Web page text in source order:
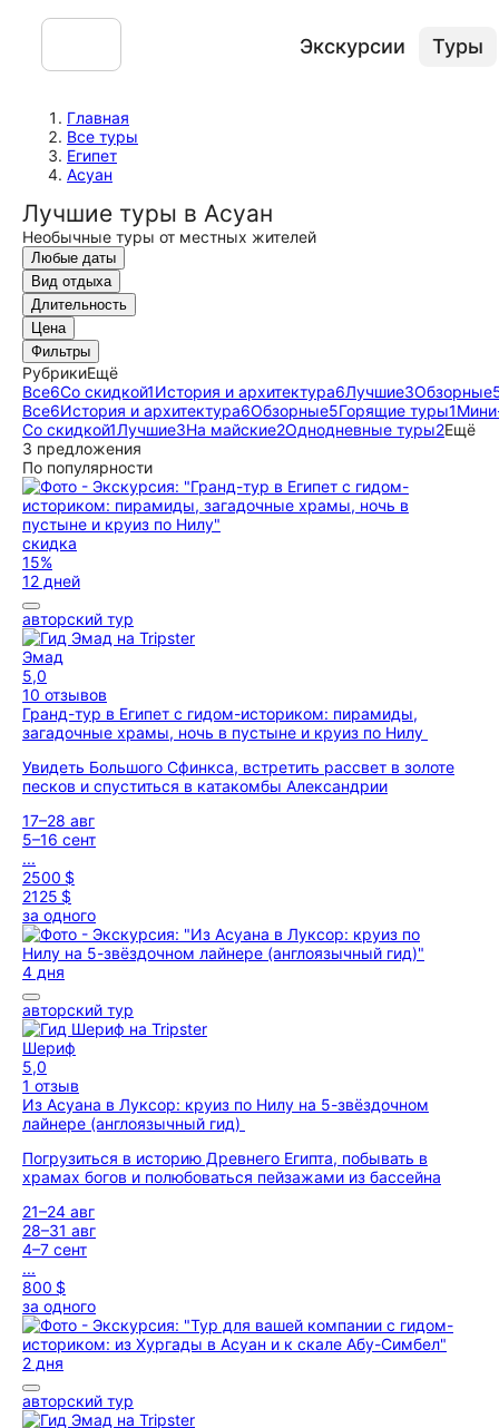
Экскурсии Туры
Главная
Все туры
Египет
Асуан
Лучшие туры в Асуан
Необычные туры от местных жителей
Любые даты
Вид отдыха
Длительность
Цена
Фильтры
РубрикиЕщё
Все6Со скидкой1История и архитектура6Лучшие3Обзорные
Все6История и архитектура6Обзорные5Горящие туры1
Со скидкой1Лучшие3На майские2Однодневные туры2Ещё
3 предложения
По популярности
скидка
15%
12 дней
авторский тур
Эмад
5,0
10 отзывов
Гранд-тур в Египет с гидом-историком: пирамиды,
загадочные храмы, ночь в пустыне и круиз по Нилу
Увидеть Большого Сфинкса, встретить рассвет в золоте
песков и спуститься в катакомбы Александрии
17–28 авг
5–16 сент
...
2500 $
2125 $
за одного
4 дня
авторский тур
Шериф
5,0
1 отзыв
Из Асуана в Луксор: круиз по Нилу на 5-звёздочном
лайнере (англоязычный гид)
Погрузиться в историю Древнего Египта, побывать в
храмах богов и полюбоваться пейзажами из бассейна
21–24 авг
28–31 авг
4–7 сент
...
800 $
за одного
2 дня
авторский тур